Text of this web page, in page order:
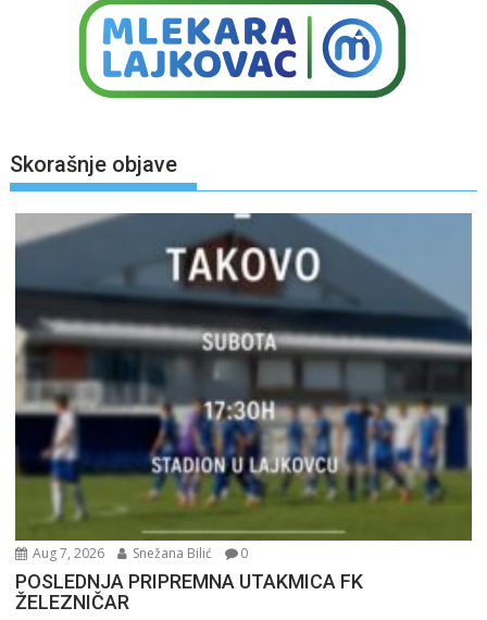
Skorašnje objave
Aug 7, 2026 Snežana Bilić 0
POSLEDNJA PRIPREMNA UTAKMICA FK
ŽELEZNIČAR